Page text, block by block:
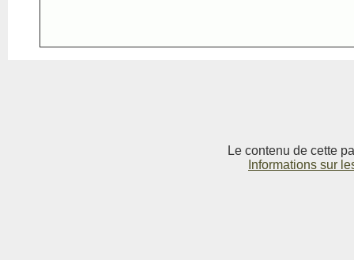
Le contenu de cette
Informations sur